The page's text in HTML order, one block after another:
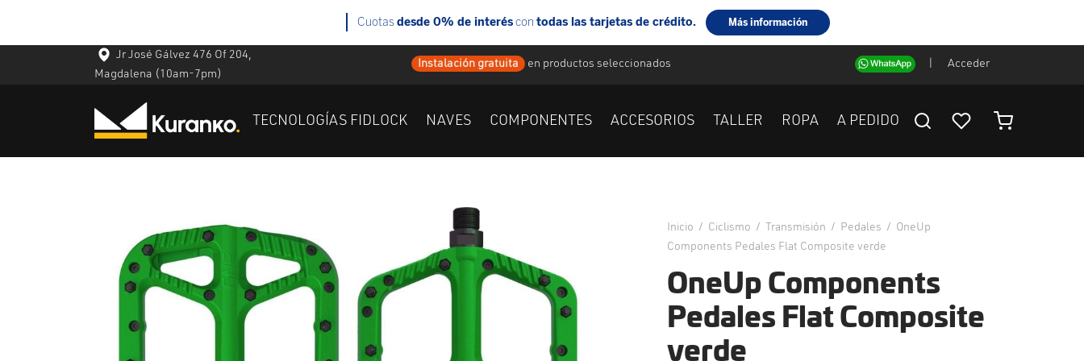
Jr José Gálvez 476 Of 204,
Magdalena (10am-7pm)
Instalación gratuita en productos seleccionados Acceder
TECNOLOGÍAS FIDLOCK NAVES COMPONENTES ACCESORIOS TALLER ROPA A PEDIDO
Inicio / Ciclismo / Transmisión / Pedales / OneUp
Components Pedales Flat Composite verde
OneUp Components
Pedales Flat Composite
verde